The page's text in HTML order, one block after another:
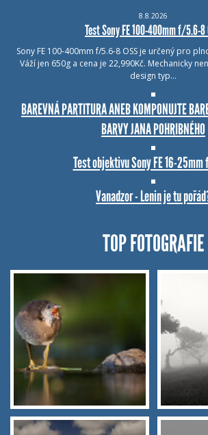
8.8.2026
Test Sony FE 100-400mm f/5.6-8
Sony FE 100-400mm f/5.6-8 OSS je určený pro
Váží jen 650g a cena je 22,990Kč. Mechanicky
design typ…
BAREVNÁ PARTITURA ANEB KOMPONUJTE
BARVY JANA POHRIBNÉHO
Test objektivu Sony FE 16-25mm
Vanadzor - Lenin je tu
TOP FOTOGRAFIE